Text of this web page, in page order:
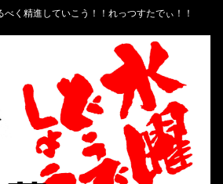
く精進していこう！！れっつすたでぃ！！